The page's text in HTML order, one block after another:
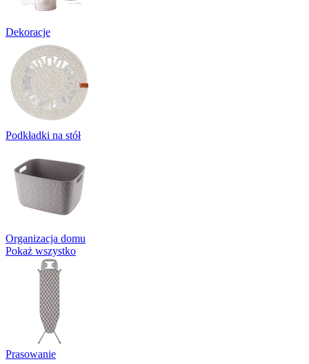
Dekoracje
Podkładki na stół
Organizacja domu
Pokaż wszystko
Prasowanie